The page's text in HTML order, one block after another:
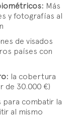
Más
y fotografías al
de visados
países con
la cobertura
de 30.000 €)
para combatir la
al mismo